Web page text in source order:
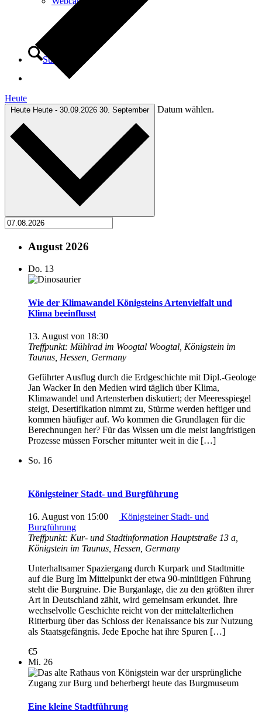
Suche
Heute
Heute Heute - 30.09.2026 30. September Datum wählen.
August 2026
Do. 13
Wie der Klimawandel Königsteins Artenvielfalt und
Klima beeinflusst
13. August von 18:30
Treffpunkt: Mühlrad im Woogtal Woogtal, Königstein im
Taunus, Hessen, Germany
Geführter Ausflug durch die Erdgeschichte mit Dipl.-Geologe
Jan Wacker In den Medien wird täglich über Klima,
Klimawandel und Artensterben diskutiert; der Meeresspiegel
steigt, Desertifikation nimmt zu, Stürme werden heftiger und
kommen häufiger auf. Wo kommen die Grundlagen für die
Berechnungen her? Für das Wissen um die meist langfristigen
Prozesse müssen Forscher mitunter weit in die […]
So. 16
Königsteiner Stadt- und Burgführung
16. August von 15:00
Königsteiner Stadt- und
Burgführung
Treffpunkt: Kur- und Stadtinformation Hauptstraße 13 a,
Königstein im Taunus, Hessen, Germany
Unterhaltsamer Spaziergang durch Kurpark und Stadtmitte
auf die Burg Im Mittelpunkt der etwa 90-minütigen Führung
steht die Burgruine. Die Burganlage, die zu den größten ihrer
Art in Deutschland zählt, wird gemeinsam erkundet. Ihre
wechselvolle Geschichte reicht von der mittelalterlichen
Ritterburg über das Schloss der Renaissance bis zur Nutzung
als Staatsgefängnis. Jede Epoche hat ihre Spuren […]
€5
Mi. 26
Eine kleine Stadtführung